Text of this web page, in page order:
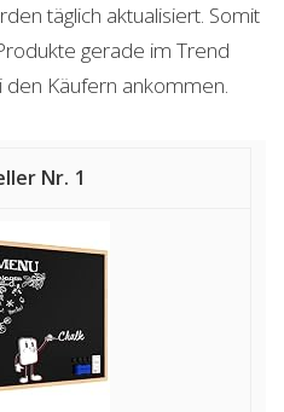
täglich aktualisiert. Somit
gerade im Trend
Käufern ankommen.
1